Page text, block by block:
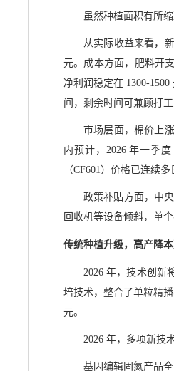
虽然种植面积有所
从实际收益来看，
元。成本方面，肥料开
净利润稳定在 1300-
间，剩余时间可兼顾打
市场层面，棉价上
内预计，2026 年一季
（CF601）价格已连续
政策补贴方面，中
回收机等设备倾斜，单
传统种植升级，高产降
2026 年，技术创新
培技术，整合了单粒精
元。
2026 年，多项新技
基因编辑固氮产品